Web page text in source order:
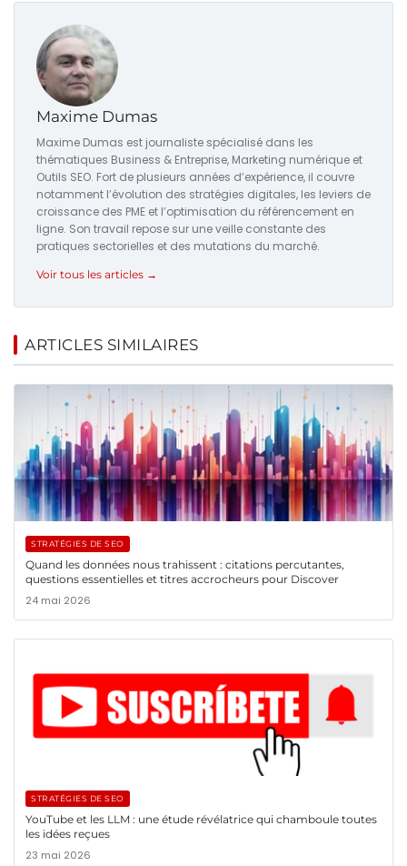
Maxime Dumas
Maxime Dumas est journaliste spécialisé dans les
thématiques Business & Entreprise, Marketing numérique et
Outils SEO. Fort de plusieurs années d’expérience, il couvre
notamment l’évolution des stratégies digitales, les leviers de
croissance des PME et l’optimisation du référencement en
ligne. Son travail repose sur une veille constante des
pratiques sectorielles et des mutations du marché.
Voir tous les articles →
ARTICLES SIMILAIRES
STRATÉGIES DE SEO
Quand les données nous trahissent : citations percutantes,
questions essentielles et titres accrocheurs pour Discover
24 mai 2026
STRATÉGIES DE SEO
YouTube et les LLM : une étude révélatrice qui chamboule toutes
les idées reçues
23 mai 2026